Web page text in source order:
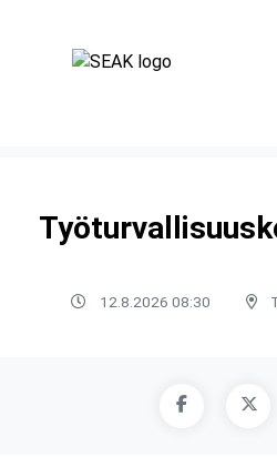
12.8.2026 08:30